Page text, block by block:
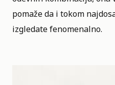
pomaže da i tokom
izgledate fenomenalno.